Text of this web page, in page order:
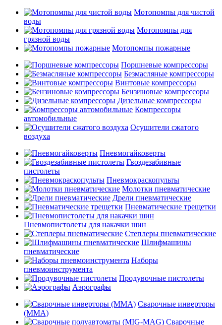
Мотопомпы для чистой
воды
Мотопомпы для
грязной воды
Мотопомпы пожарные
Поршневые компрессоры
Безмасляные компрессоры
Винтовые компрессоры
Бензиновые компрессоры
Дизельные компрессоры
Компрессоры
автомобильные
Осушители сжатого
воздуха
Пневмогайковерты
Гвоздезабивные
пистолеты
Пневмокраскопульты
Молотки пневматические
Дрели пневматические
Пневматические трещетки
Пневмопистолеты для накачки шин
Степлеры пневматические
Шлифмашины
пневматические
Наборы
пневмоинструмента
Продувочные пистолеты
Аэрографы
Сварочные инверторы
(MMA)
Сварочные